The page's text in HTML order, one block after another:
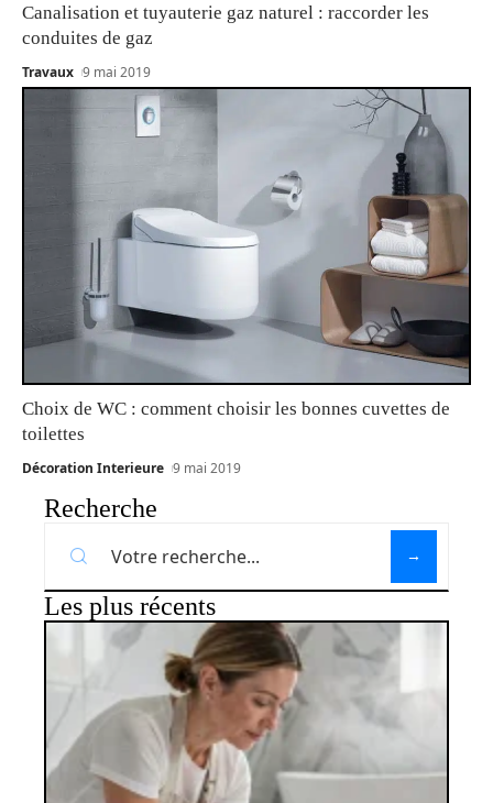
Canalisation et tuyauterie gaz naturel : raccorder les
conduites de gaz
Travaux 9 mai 2019
Choix de WC : comment choisir les bonnes cuvettes de
toilettes
Décoration Interieure 9 mai 2019
Recherche
Les plus récents